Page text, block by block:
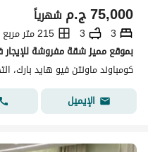
ج.م75,000 شهرياً
3
3
215 متر مربع
الإيميل